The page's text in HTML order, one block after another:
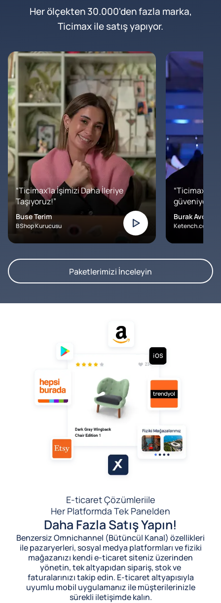
Her ölçekten 30.000'den fazla marka,
Ticimax ile satış yapıyor.
“Ticimax'la İşimizi Daha İleriye
Taşıyoruz!”
Buse Terim
BShop Kurucusu
“Ticimax'a
Burak Avcılar
Ketench.com –
Paketlerimizi İnceleyin
E-ticaret Çözümleriile
Her Platformda Tek Panelden
Daha Fazla Satış Yapın!
Benzersiz Omnichannel (Bütüncül Kanal) özellikleri
ile pazaryerleri, sosyal medya platformları ve fiziki
mağazanızı kendi e-ticaret siteniz üzerinden
yönetin, tek altyapıdan sipariş, stok ve
faturalarınızı takip edin. E-ticaret altyapısıyla
uyumlu mobil uygulamanız ile müşterilerinizle
sürekli iletişimde kalın.